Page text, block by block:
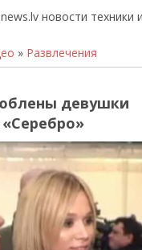
новости техники
» Развлечения
девушки